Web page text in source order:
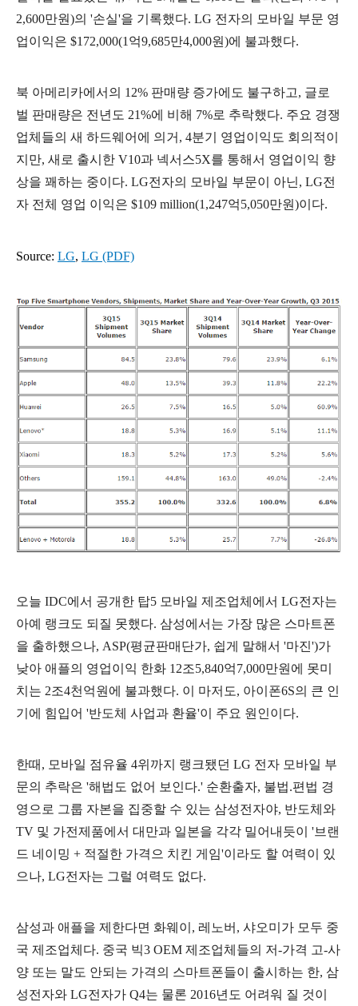
2,600만원)의 '손실'을 기록했다. LG 전자의 모바일 부문 영
업이익은 $172,000(1억9,685만4,000원)에 불과했다.
북 아메리카에서의 12% 판매량 증가에도 불구하고, 글로
벌 판매량은 전년도 21%에 비해 7%로 추락했다. 주요 경쟁
업체들의 새 하드웨어에 의거, 4분기 영업이익도 회의적이
지만, 새로 출시한 V10과 넥서스5X를 통해서 영업이익 향
상을 꽤하는 중이다. LG전자의 모바일 부문이 아닌, LG전
자 전체 영업 이익은 $109 million(1,247억5,050만원)이다.
Source: LG, LG (PDF)
오늘 IDC에서 공개한 탑5 모바일 제조업체에서 LG전자는
아예 랭크도 되질 못했다. 삼성에서는 가장 많은 스마트폰
을 출하했으나, ASP(평균판매단가, 쉽게 말해서 '마진')가
낮아 애플의 영업이익 한화 12조5,840억7,000만원에 못미
치는 2조4천억원에 불과했다. 이 마저도, 아이폰6S의 큰 인
기에 힘입어 '반도체 사업과 환율'이 주요 원인이다.
한때, 모바일 점유율 4위까지 랭크됐던 LG 전자 모바일 부
문의 추락은 '해법도 없어 보인다.' 순환출자, 불법.편법 경
영으로 그룹 자본을 집중할 수 있는 삼성전자야, 반도체와
TV 및 가전제품에서 대만과 일본을 각각 밀어내듯이 '브랜
드 네이밍 + 적절한 가격으 치킨 게임'이라도 할 여력이 있
으나, LG전자는 그럴 여력도 없다.
삼성과 애플을 제한다면 화웨이, 레노버, 샤오미가 모두 중
국 제조업체다. 중국 빅3 OEM 제조업체들의 저-가격 고-사
양 또는 말도 안되는 가격의 스마트폰들이 출시하는 한, 삼
성전자와 LG전자가 Q4는 물론 2016년도 어려워 질 것이